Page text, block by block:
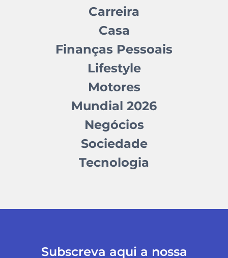
Carreira
Casa
Finanças Pessoais
Lifestyle
Motores
Mundial 2026
Negócios
Sociedade
Tecnologia
Subscreva aqui a nossa